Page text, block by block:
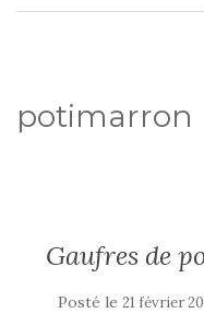
potimarron
Gaufres de
Posté le 21 février